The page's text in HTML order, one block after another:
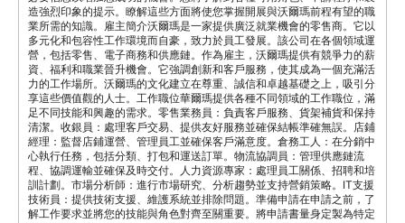
造強烈印象的提示。瞭解這些方面將使您掌握開展與沃爾瑪前程有望的職
業所需的知識。雇主簡介沃爾瑪是一家提供廣泛就業機會的零售商。它以
多元化和包容性工作環境而自豪，致力於員工發展。該公司在各個領域運
營，包括零售、電子商務和供應鏈。作為雇主，沃爾瑪提供有競爭力的薪
資、福利和職業晉升機會。它強調創新和客戶服務，使其成為一個充滿活
力的工作場所。沃爾瑪的文化建立在尊重、誠信和卓越基礎之上，吸引分
享這些價值觀的人士。工作職位華爾瑪提供各種不同領域的工作職位，滿
足不同技能和興趣的需求。零售業務員：負責客戶服務、貨架補貨和保持
清潔。收銀員：處理客戶交易、提供友好服務並確保結帳準確無誤。店鋪
經理：監督店鋪運營、管理員工並確保客戶滿意度。倉務工人：在分銷中
心執行任務，包括分類、打包和運送訂單。物流協調員：管理供應鏈流
程、協調運輸並確保及時交付。人力資源專家：處理員工關係、招聘和培
訓計劃。市場分析師：進行市場研究、分析趨勢並支持營銷策略。IT支援
技術員：提供技術支援、維護系統並排除問題。準備申請在申請之前，了
解工作要求並將您的技能與角色對齊至關重要。將申請書量身定製為特定